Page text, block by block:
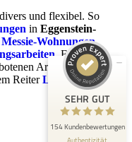
und flexibel. So
inEggenstein-
Messie-Wohnungen,
Falls Sie
Arbeitsfeldern
ReiterLeistungen
SEHR GUT
154 Kundenbewertungen
Authentizität
100%
Empfehlungen auf
ProvenExpert.com
6
Bewertungen auf
ProvenExpert.com